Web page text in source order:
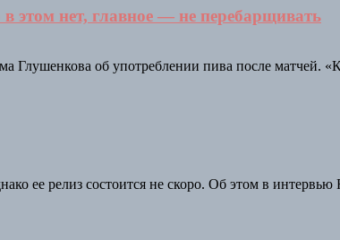
этом нет, главное — не перебарщивать
об употреблении пива после матчей.
ее релиз состоится не скоро. Об этом в интервью